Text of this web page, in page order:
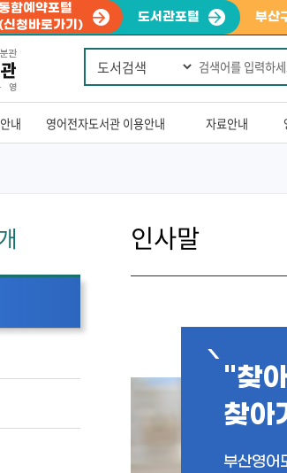
합예약포털
(신청바로가기)
도서관포털 부산
통
검
색
내 영어전자도서관 이용안내 자료안내
인사말
"찾
찾아
부산영어